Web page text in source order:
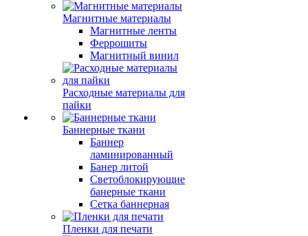
Магнитные материалы
Магнитные ленты
Феррошиты
Магнитный винил
Расходные материалы для
пайки
Баннерные ткани
Баннер
ламинированный
Банер литой
Светоблокирующие
банерные ткани
Сетка баннерная
Пленки для печати